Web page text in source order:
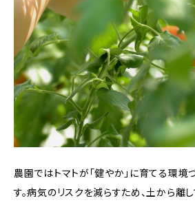
農園ではトマトが「健やか」に育てる環境
す。病気のリスクを減らすため、土から離